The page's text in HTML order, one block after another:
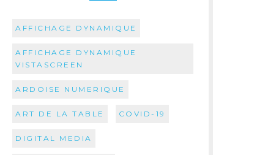
AFFICHAGE DYNAMIQUE
AFFICHAGE DYNAMIQUE
VISTASCREEN
ARDOISE NUMERIQUE
ART DE LA TABLE COVID-19
DIGITAL MEDIA